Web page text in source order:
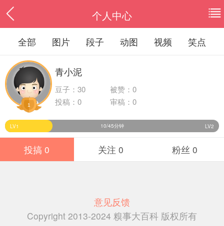
个人中心
全部 图片 段子 动图 视频 笑点
1
青小泥
豆子： 30
被赞：0
投稿：0
审稿：0
LV1 10/45分钟 LV2
投搞 0 关注 0 粉丝 0
意见反馈
Copyright 2013-2024 糗事大百科 版权所有